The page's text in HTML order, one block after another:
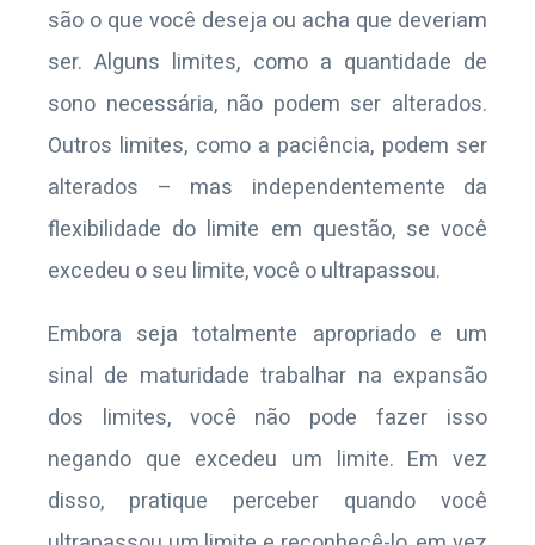
são o que você deseja ou acha que deveriam
ser. Alguns limites, como a quantidade de
sono necessária, não podem ser alterados.
Outros limites, como a paciência, podem ser
alterados – mas independentemente da
flexibilidade do limite em questão, se você
excedeu o seu limite, você o ultrapassou.
Embora seja totalmente apropriado e um
sinal de maturidade trabalhar na expansão
dos limites, você não pode fazer isso
negando que excedeu um limite. Em vez
disso, pratique perceber quando você